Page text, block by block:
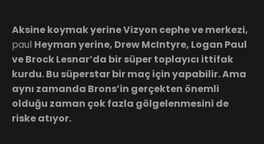
Aksine koymak yerine Vizyon cephe ve merkezi,
paul Heyman yerine, Drew McIntyre, Logan Paul
ve Brock Lesnar’da bir süper toplayıcı ittifak
kurdu. Bu süperstar bir maç için yapabilir. Ama
aynı zamanda Brons’in gerçekten önemli
olduğu zaman çok fazla gölgelenmesini de
riske atıyor.